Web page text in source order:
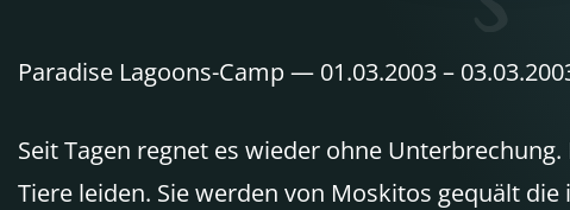
Paradise Lagoons-Camp — 01.03.2003 –
Seit Tagen regnet es wieder ohne
Tiere leiden. Sie werden von Moskitos gequält